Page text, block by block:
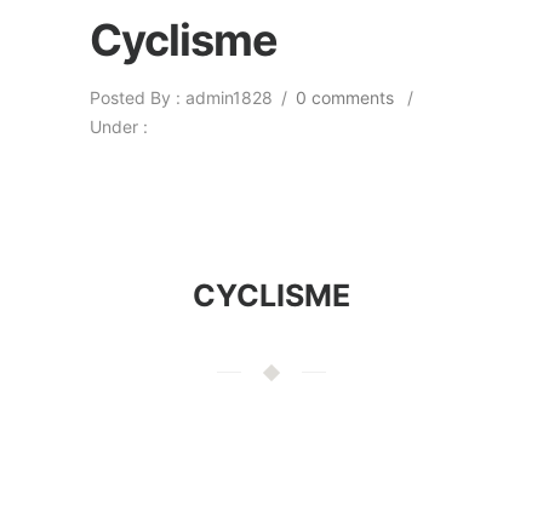
Cyclisme
Posted By : admin1828 / 0 comments
/
Under :
CYCLISME